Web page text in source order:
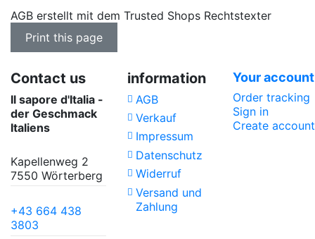
AGB erstellt mit dem Trusted Shops Rechtstexter
Contact us
Il sapore d'Italia -
der Geschmack
Italiens
Kapellenweg 2
7550 Wörterberg
+43 664 438
3803
information
AGB
Verkauf
Impressum
Datenschutz
Widerruf
Versand und
Zahlung
Your account
Order tracking
Sign in
Create account